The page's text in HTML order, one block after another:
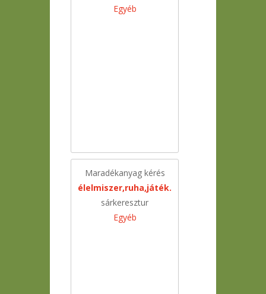
Egyéb
Maradékanyag kérés
élelmiszer,ruha,játék.
sárkeresztur
Egyéb